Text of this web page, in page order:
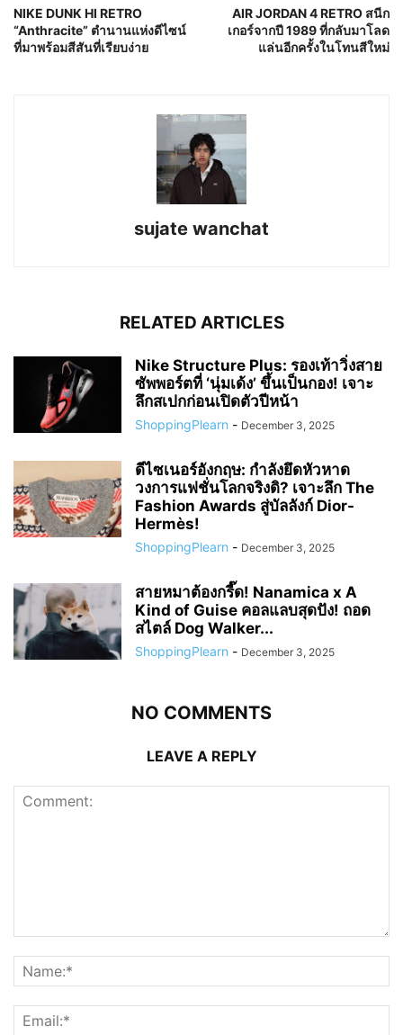
NIKE DUNK HI RETRO
“Anthracite” ตำนานแห่งดีไซน์
ที่มาพร้อมสีสันที่เรียบง่าย
AIR JORDAN 4 RETRO สนีก
เกอร์จากปี 1989 ที่กลับมาโลด
แล่นอีกครั้งในโทนสีใหม่
sujate wanchat
RELATED ARTICLES
Nike Structure Plus: รองเท้าวิ่งสาย
ซัพพอร์ตที่ ‘นุ่มเด้ง’ ขึ้นเป็นกอง! เจาะ
ลึกสเปกก่อนเปิดตัวปีหน้า
ShoppingPlearn - December 3, 2025
ดีไซเนอร์อังกฤษ: กำลังยึดหัวหาด
วงการแฟชั่นโลกจริงดิ? เจาะลึก The
Fashion Awards สู่บัลลังก์ Dior-
Hermès!
ShoppingPlearn - December 3, 2025
สายหมาต้องกรี๊ด! Nanamica x A
Kind of Guise คอลแลบสุดปัง! ถอด
สไตล์ Dog Walker...
ShoppingPlearn - December 3, 2025
NO COMMENTS
LEAVE A REPLY